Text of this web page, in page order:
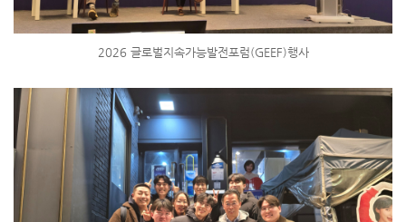
2026 글로벌지속가능발전포럼(GEEF)행사